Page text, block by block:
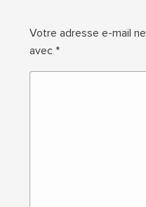
Votre adresse e-mail
avec *